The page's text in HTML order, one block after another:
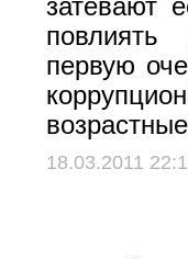
затевают
первую
18.03.2011